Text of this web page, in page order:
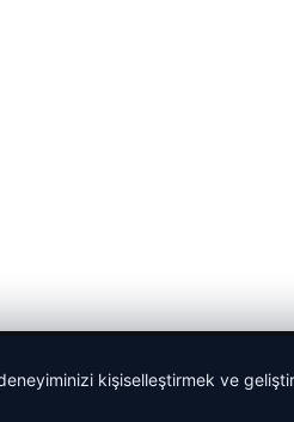
kişiselleştirmek ve